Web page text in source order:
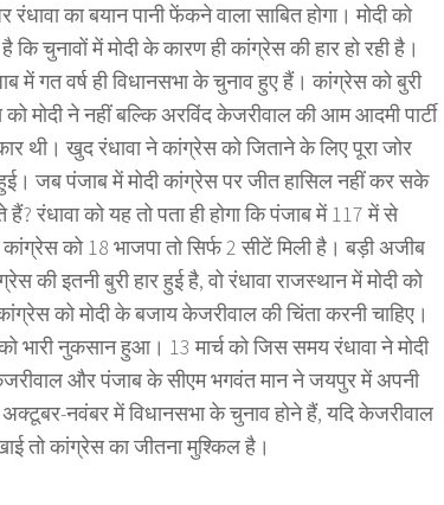
का बयान पानी फेंकने वाला साबित होगा। मोदी को
चुनावों में मोदी के कारण ही कांग्रेस की हार हो रही है।
गत वर्ष ही विधानसभा के चुनाव हुए हैं। कांग्रेस को बुरी
मोदी ने नहीं बल्कि अरविंद केजरीवाल की आम आदमी पार्टी
थी। खुद रंधावा ने कांग्रेस को जिताने के लिए पूरा जोर
जब पंजाब में मोदी कांग्रेस पर जीत हासिल नहीं कर सके
हैं? रंधावा को यह तो पता ही होगा कि पंजाब में 117 में से
को 18 भाजपा तो सिर्फ 2 सीटें मिली है। बड़ी अजीब
की इतनी बुरी हार हुई है, वो रंधावा राजस्थान में मोदी को
को मोदी के बजाय केजरीवाल की चिंता करनी चाहिए।
नुकसान हुआ। 13 मार्च को जिस समय रंधावा ने मोदी
और पंजाब के सीएम भगवंत मान ने जयपुर में अपनी
अक्टूबर-नवंबर में विधानसभा के चुनाव होने हैं, यदि केजरीवाल
तो कांग्रेस का जीतना मुश्किल है।